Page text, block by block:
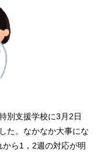
別支援学校に3月2日
た。なかなか大事にな
ら1，2週の対応が明